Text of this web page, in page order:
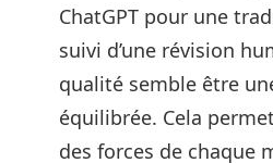
ChatGPT pour une
suivi d’une révision
qualité semble être
équilibrée. Cela
des forces de chaque